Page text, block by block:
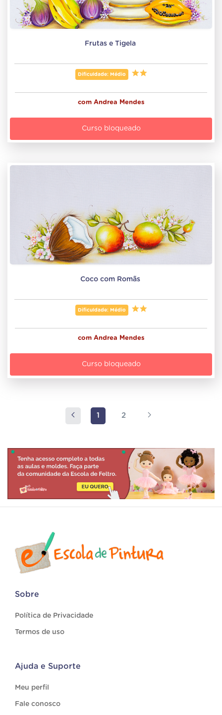
Frutas e Tigela
Dificuldade: Médio
com Andrea Mendes
Curso bloqueado
Coco com Romãs
Dificuldade: Médio
com Andrea Mendes
Curso bloqueado
1 2
Sobre
Política de Privacidade
Termos de uso
Ajuda e Suporte
Meu perfil
Fale conosco